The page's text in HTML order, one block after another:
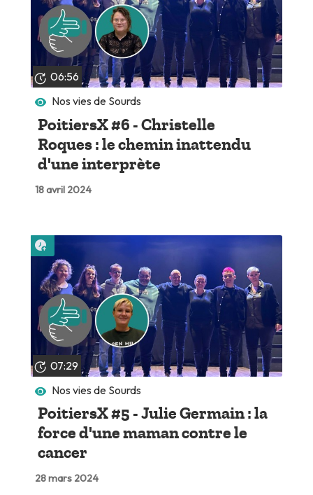
06:56
Nos vies de Sourds
PoitiersX #6 - Christelle
Roques : le chemin inattendu
d'une interprète
18 avril 2024
07:29
Nos vies de Sourds
PoitiersX #5 - Julie Germain : la
force d'une maman contre le
cancer
28 mars 2024